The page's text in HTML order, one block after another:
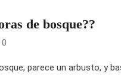
de bosque??
0
parece un arbusto, y